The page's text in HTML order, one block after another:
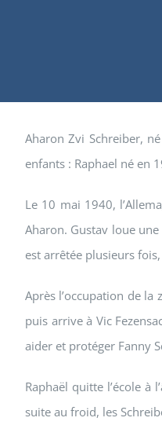
Aharon Zvi Schreiber,
enfants : Raphael né en
Le 10 mai 1940,
Aharon. Gustav loue
est arrêtée plusieurs
Après l’occupation de la
puis arrive à Vic
aider et protéger Fanny
Raphaël quitte l’école à
suite au froid, les